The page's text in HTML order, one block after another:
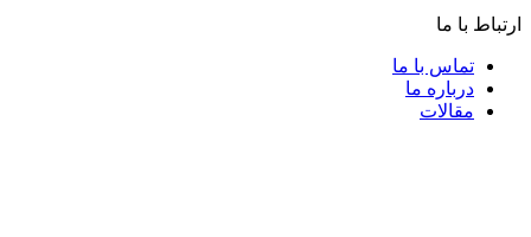
ارتباط با ما
تماس با ما
درباره ما
مقالات